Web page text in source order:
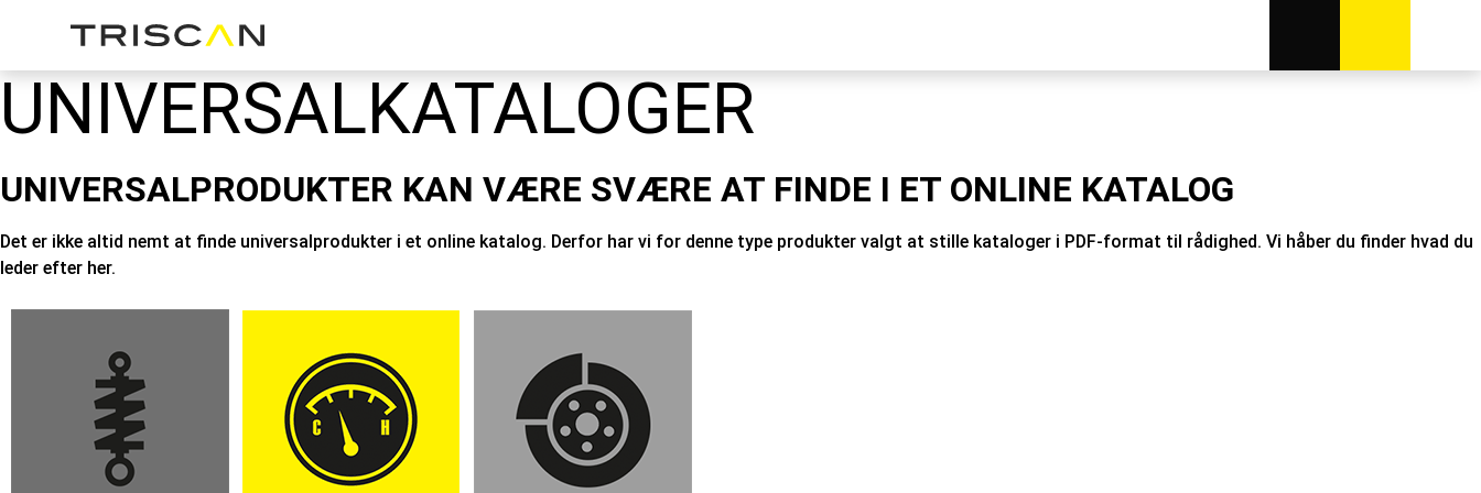
UNIVERSALKATALOGER
UNIVERSALPRODUKTER KAN VÆRE SVÆRE AT FINDE I ET ONLINE KATALOG
Det er ikke altid nemt at finde universalprodukter i et online katalog. Derfor har vi for denne type produkter valgt at stille kataloger i PDF-format til rådighed. Vi håber du finder hvad du
leder efter her.